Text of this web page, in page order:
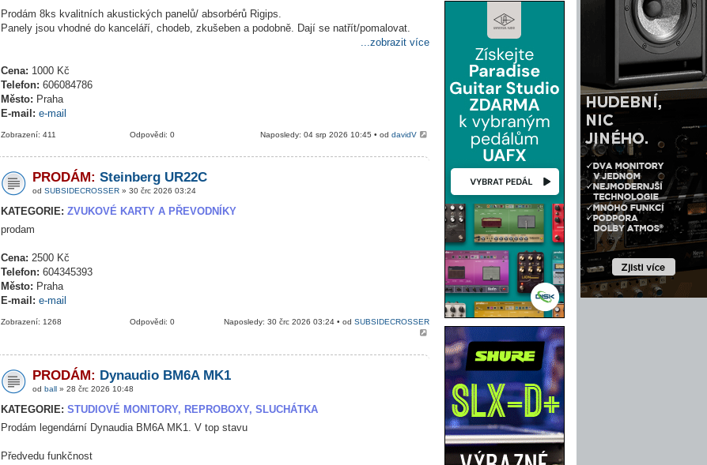
Prodám 8ks kvalitních akustických panelů/ absorbérů Rigips.
Panely jsou vhodné do kanceláří, chodeb, zkušeben a podobně. Dají se natřít/pomalovat.
...zobrazit více
Cena: 1000 Kč
Telefon: 606084786
Město: Praha
E-mail: e-mail
Naposledy: 04 srp 2026 10:45 • oddavidV
Odpovědi: 0
Zobrazení: 411
PRODÁM: Steinberg UR22C
od SUBSIDECROSSER » 30 črc 2026 03:24
KATEGORIE: ZVUKOVÉ KARTY A PŘEVODNÍKY
prodam
Cena: 2500 Kč
Telefon: 604345393
Město: Praha
E-mail: e-mail
Naposledy: 30 črc 2026 03:24 • od SUBSIDECROSSER
Odpovědi: 0
Zobrazení: 1268
PRODÁM: Dynaudio BM6A MK1
od ball » 28 črc 2026 10:48
KATEGORIE: STUDIOVÉ MONITORY, REPROBOXY, SLUCHÁTKA
Prodám legendární Dynaudia BM6A MK1. V top stavu
Předvedu funkčnost